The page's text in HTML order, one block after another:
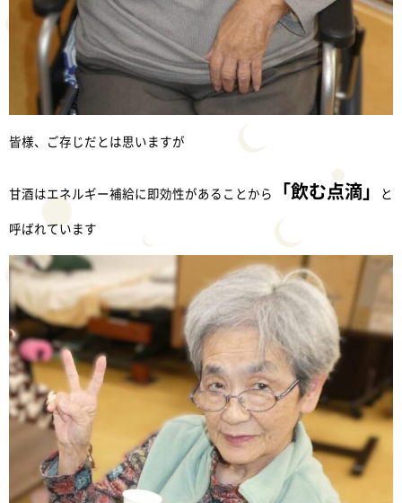
皆様、ご存じだとは思いますが
甘酒はエネルギー補給に即効性があることから 「飲む点滴」
と
呼ばれています